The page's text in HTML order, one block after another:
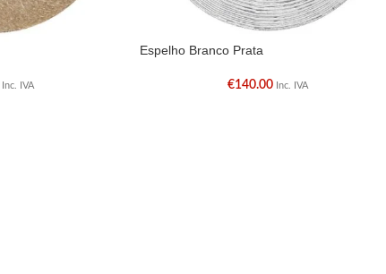
Inc. IVA
Espelho Branco Prata
€140.00 Inc. IVA